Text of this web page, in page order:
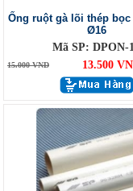
Ống ruột gà lõi thép bọc
Ø16
Mã SP: DPON-
15.000 VND 13.500